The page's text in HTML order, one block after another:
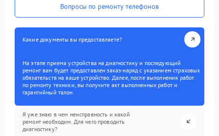
Вопросы по ремонту телефонов
Какие документы вы предоставляете?
На этапе приема устройства на диагностику и последующий
ремонт вам будет предоставлен заказ-наряд с указанием страховых
обязательств на ваше устройство. Далее, после выполнения работ
по ремонту техники, вы получите акт выполненных работ и
гарантийный талон.
Я уже знаю в чем неисправность и какой
ремонт необходим. Для чего проводить
диагностику?